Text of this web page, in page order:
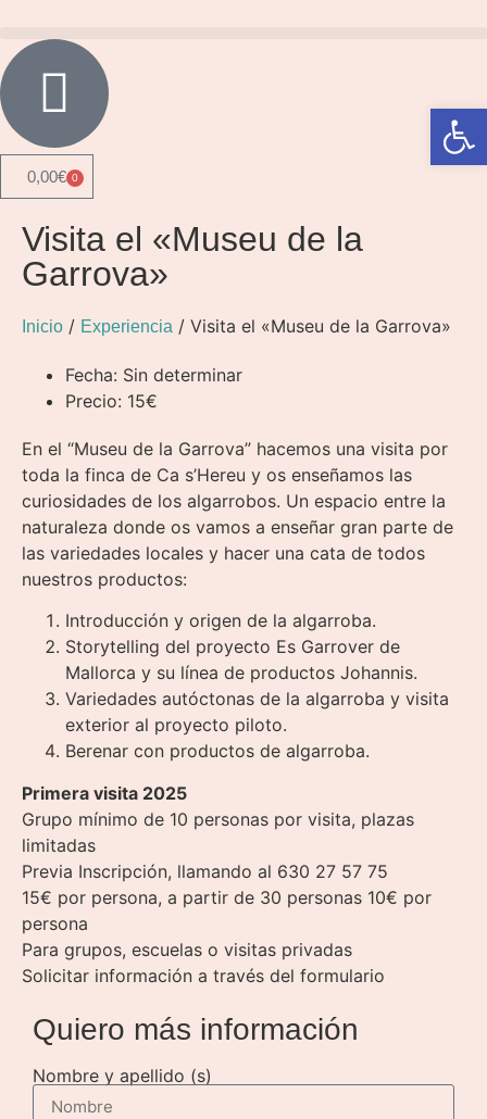
0,00€ 0
Visita el «Museu de la
Garrova»
Inicio / Experiencia / Visita el «Museu de la Garrova»
Fecha: Sin determinar
Precio: 15€
En el “Museu de la Garrova” hacemos una visita por
toda la finca de Ca s’Hereu y os enseñamos las
curiosidades de los algarrobos. Un espacio entre la
naturaleza donde os vamos a enseñar gran parte de
las variedades locales y hacer una cata de todos
nuestros productos:
Introducción y origen de la algarroba.
Storytelling del proyecto Es Garrover de
Mallorca y su línea de productos Johannis.
Variedades autóctonas de la algarroba y visita
exterior al proyecto piloto.
Berenar con productos de algarroba.
Primera visita 2025
Grupo mínimo de 10 personas por visita, plazas
limitadas
Previa Inscripción, llamando al 630 27 57 75
15€ por persona, a partir de 30 personas 10€ por
persona
Para grupos, escuelas o visitas privadas
Solicitar información a través del formulario
Quiero más información
Nombre y apellido (s)
Abrir